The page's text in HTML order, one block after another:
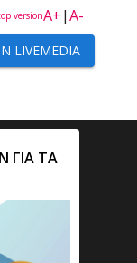
A+|A-
version
LIVEMEDIA
ΓΙΑ ΤΑ